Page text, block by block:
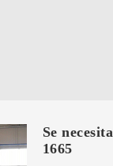
Se
1665